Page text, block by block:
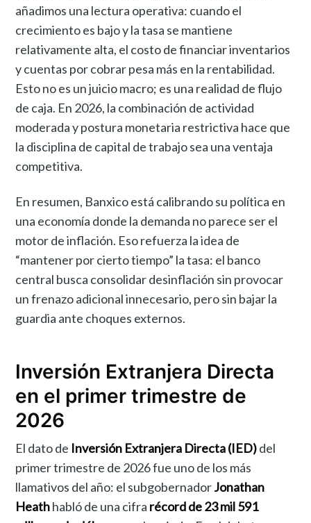
añadimos una lectura operativa: cuando el
crecimiento es bajo y la tasa se mantiene
relativamente alta, el costo de financiar inventarios
y cuentas por cobrar pesa más en la rentabilidad.
Esto no es un juicio macro; es una realidad de flujo
de caja. En 2026, la combinación de actividad
moderada y postura monetaria restrictiva hace que
la disciplina de capital de trabajo sea una ventaja
competitiva.
En resumen, Banxico está calibrando su política en
una economía donde la demanda no parece ser el
motor de inflación. Eso refuerza la idea de
“mantener por cierto tiempo” la tasa: el banco
central busca consolidar desinflación sin provocar
un frenazo adicional innecesario, pero sin bajar la
guardia ante choques externos.
Inversión Extranjera Directa
en el primer trimestre de
2026
El dato de Inversión Extranjera Directa (IED)del
primer trimestre de 2026 fue uno de los más
llamativos del año: el subgobernadorJonathan
Heathhabló de una cifra récord de 23 mil 591